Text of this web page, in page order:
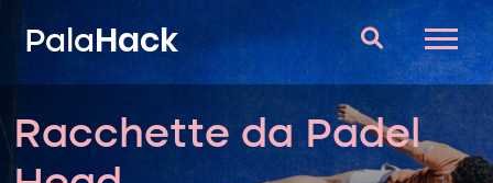
PalaHack
Racchette da Padel
Racchette da Padel